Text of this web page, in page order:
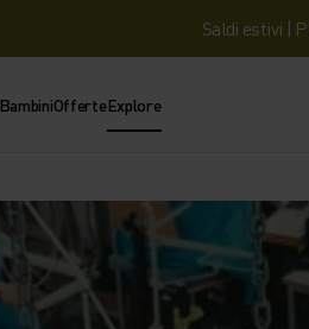
Saldi estivi |
BambiniOfferteExplore